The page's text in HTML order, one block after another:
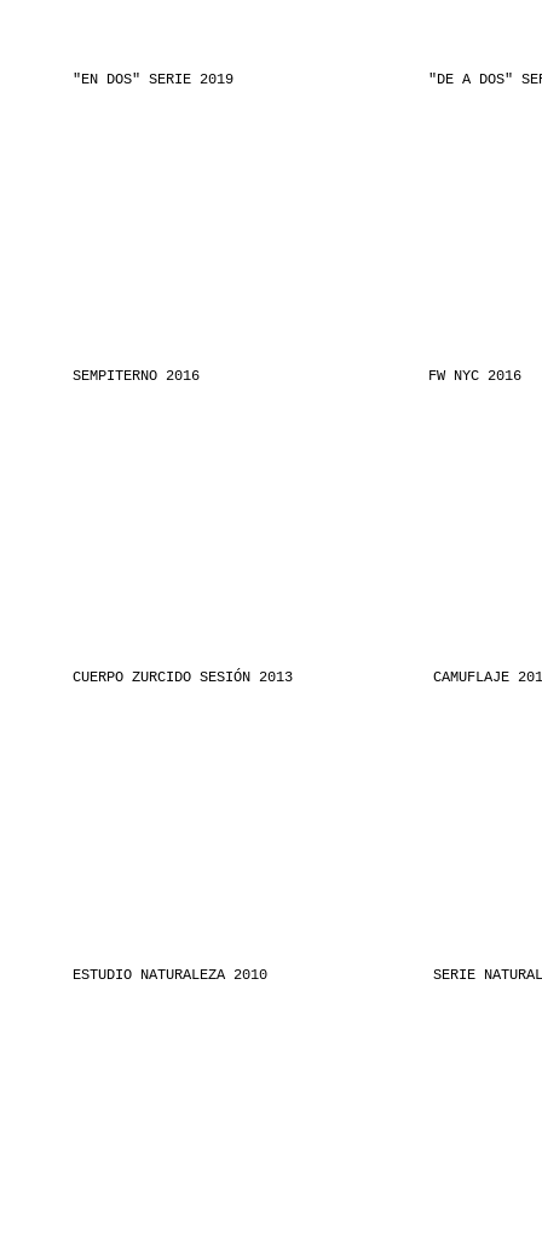
FW NYC 2016
ESTUDIO NATURALEZA 2010 SERIE
CUERPO ZURCIDO SESIÓN 2013 CAMUFLAJE
"EN DOS" SERIE 2019
SEMPITERNO 2016
"DE A DOS"